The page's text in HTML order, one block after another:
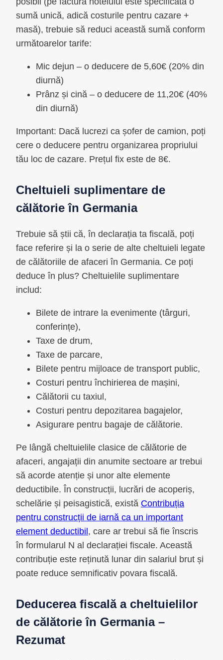
sumă unică, adică costurile pentru cazare +
masă), trebuie să reduci această sumă conform
următoarelor tarife:
Mic dejun – o deducere de 5,60€ (20% din
diurnă)
Prânz și cină – o deducere de 11,20€ (40%
din diurnă)
Important: Dacă lucrezi ca șofer de camion, poți
cere o deducere pentru organizarea propriului
tău loc de cazare. Prețul fix este de 8€.
Cheltuieli suplimentare de
călătorie în Germania
Trebuie să știi că, în declarația ta fiscală, poți
face referire și la o serie de alte cheltuieli legate
de călătoriile de afaceri în Germania. Ce poți
deduce în plus? Cheltuielile suplimentare
includ:
Bilete de intrare la evenimente (târguri,
conferințe),
Taxe de drum,
Taxe de parcare,
Bilete pentru mijloace de transport public,
Costuri pentru închirierea de mașini,
Călătorii cu taxiul,
Costuri pentru depozitarea bagajelor,
Asigurare pentru bagaje de călătorie.
Pe lângă cheltuielile clasice de călătorie de
afaceri, angajații din anumite sectoare ar trebui
să acorde atenție și unor alte elemente
deductibile. În construcții, lucrări de acoperiș,
schelărie și peisagistică, există Contribuția
pentru construcții de iarnă ca un important
element deductibil, care ar trebui să fie înscris
în formularul N al declarației fiscale. Această
contribuție este reținută lunar din salariul brut și
poate reduce semnificativ povara fiscală.
Deducerea fiscală a cheltuielilor
de călătorie în Germania –
Rezumat